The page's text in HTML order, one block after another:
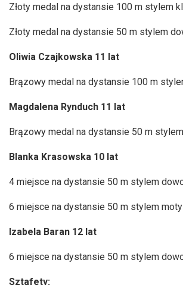
Złoty medal na dystansie 100 m stylem
Złoty medal na dystansie 50 m stylem
Oliwia Czajkowska 11 lat
Brązowy medal na dystansie 100 m
Magdalena Rynduch 11 lat
Brązowy medal na dystansie 50 m
Blanka Krasowska 10 lat
4 miejsce na dystansie 50 m stylem
6 miejsce na dystansie 50 m stylem
Izabela Baran 12 lat
6 miejsce na dystansie 50 m stylem
Sztafety: